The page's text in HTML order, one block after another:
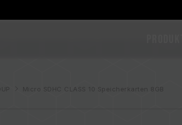
Micro SDHC CLASS 10 Speicherkarten 8GB